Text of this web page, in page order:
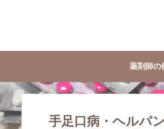
薬剤師の
手足口病・ヘルパ